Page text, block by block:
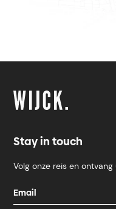
Stay in touch
Volg onze reis en